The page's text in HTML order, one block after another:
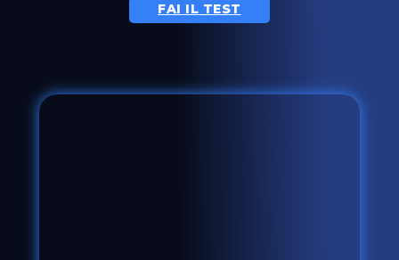
FAI IL TEST